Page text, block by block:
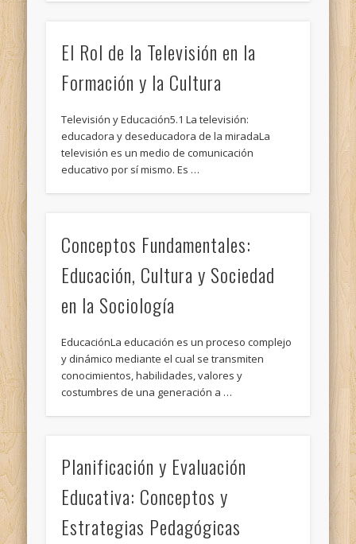
El Rol de la Televisión en la
Formación y la Cultura
Televisión y Educación5.1 La televisión:
educadora y deseducadora de la miradaLa
televisión es un medio de comunicación
educativo por sí mismo. Es …
Conceptos Fundamentales:
Educación, Cultura y Sociedad
en la Sociología
EducaciónLa educación es un proceso complejo
y dinámico mediante el cual se transmiten
conocimientos, habilidades, valores y
costumbres de una generación a …
Planificación y Evaluación
Educativa: Conceptos y
Estrategias Pedagógicas